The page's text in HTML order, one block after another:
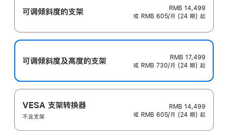
可调倾斜度的支架
RMB 14,499
或 RMB 605/月 (24 期) 起
可调倾斜度及高‍度的支‍架
RMB 17,499
或 RMB 730/月 (24 期) 起
VESA 支架转换器
不含支架
RMB 14,499
或 RMB 605/月 (24 期) 起